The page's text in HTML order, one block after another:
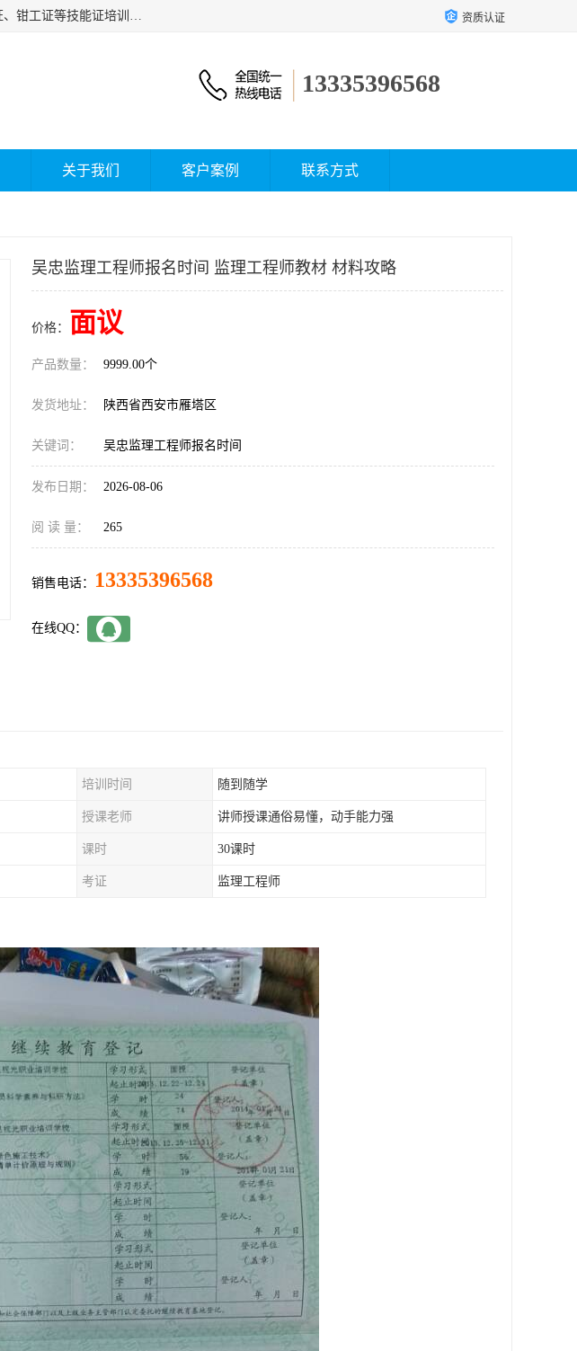
杰森教育专业提供电工证报名、安全员报名考试、特种作业操作证、操作证、宁夏电工,电工证、焊工证、钳工证等技能证培训课程。 资质认证
13335396568
关于我们 客户案例 联系方式
吴忠监理工程师报名时间 监理工程师教材 材料攻略
价格： 面议
产品数量： 9999.00个
发货地址： 陕西省西安市雁塔区
关键词： 吴忠监理工程师报名时间
发布日期： 2026-08-06
阅 读 量： 265
销售电话： 13335396568
在线QQ：
培训时间 随到随学
授课老师 讲师授课通俗易懂，动手能力强
课时 30课时
考证 监理工程师